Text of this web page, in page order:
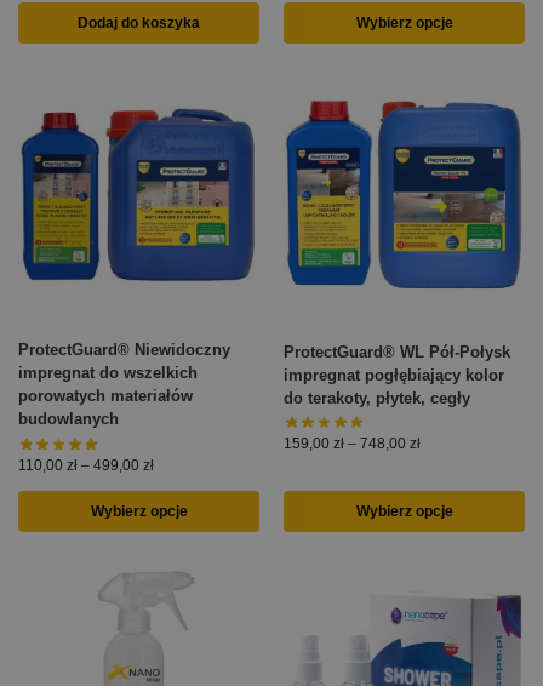
Dodaj do koszyka Wybierz opcje
ProtectGuard® Niewidoczny
impregnat do wszelkich
porowatych materiałów
budowlanych
110,00 zł – 499,00 zł
Wybierz opcje
ProtectGuard® WL Pół-Połysk
impregnat pogłębiający kolor
do terakoty, płytek, cegły
159,00 zł – 748,00 zł
Wybierz opcje